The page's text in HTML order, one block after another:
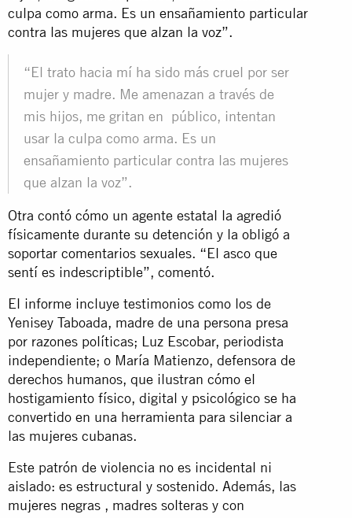
culpa como arma. Es un ensañamiento particular
contra las mujeres que alzan la voz”.
“El trato hacia mí ha sido más cruel por ser
mujer y madre. Me amenazan a través de
mis hijos, me gritan en público, intentan
usar la culpa como arma. Es un
ensañamiento particular contra las mujeres
que alzan la voz”.
Otra contó cómo un agente estatal la agredió
físicamente durante su detención y la obligó a
soportar comentarios sexuales. “El asco que
sentí es indescriptible”, comentó.
El informe incluye testimonios como los de
Yenisey Taboada, madre de una persona presa
por razones políticas; Luz Escobar, periodista
independiente; o María Matienzo, defensora de
derechos humanos, que ilustran cómo el
hostigamiento físico, digital y psicológico se ha
convertido en una herramienta para silenciar a
las mujeres cubanas.
Este patrón de violencia no es incidental ni
aislado: es estructural y sostenido. Además, las
mujeres negras , madres solteras y con